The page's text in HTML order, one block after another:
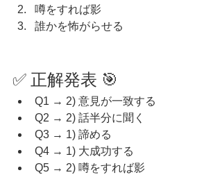
噂をすれば影
誰かを怖がらせる
✅ 正解発表 🎯
Q1 → 2) 意見が一致する
Q2 → 2) 話半分に聞く
Q3 → 1) 諦める
Q4 → 1) 大成功する
Q5 → 2) 噂をすれば影